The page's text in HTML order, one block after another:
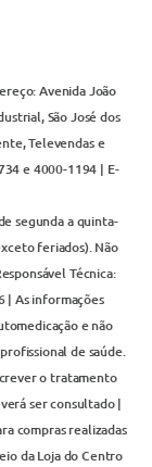
Avenida João
São José dos
Televendas e
e 4000-1194 | E-
segunda a quinta-
feriados). Não
Técnica:
| As informações
e não
de saúde.
o tratamento
ser consultado |
compras realizadas
da Loja do Centro